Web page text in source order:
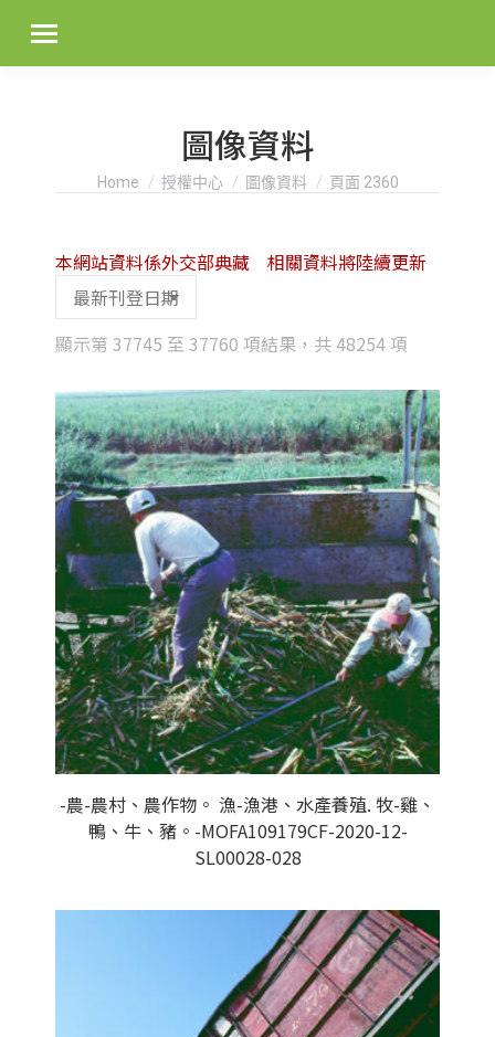
圖像資料
You are here:
Home 授權中心 圖像資料 頁面 2360
顯示第 37745 至 37760 項結果，共 48254 項
latest
本網站資料係外交部典藏 相關資料將陸續更新
-農-農村、農作物。 漁-漁港、水產養殖. 牧-雞、
鴨、牛、豬。-MOFA109179CF-2020-12-
SL00028-028